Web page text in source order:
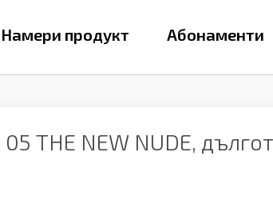
Намери продукт Абонаменти
05 THE NEW NUDE,